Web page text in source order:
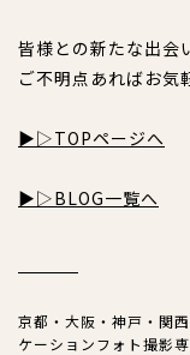
皆様との新たな出会
ご不明点あればお気
▶︎▷TOPページへ
▶︎▷BLOG一覧へ
京都・大阪・神戸・関
ケーションフォト撮影